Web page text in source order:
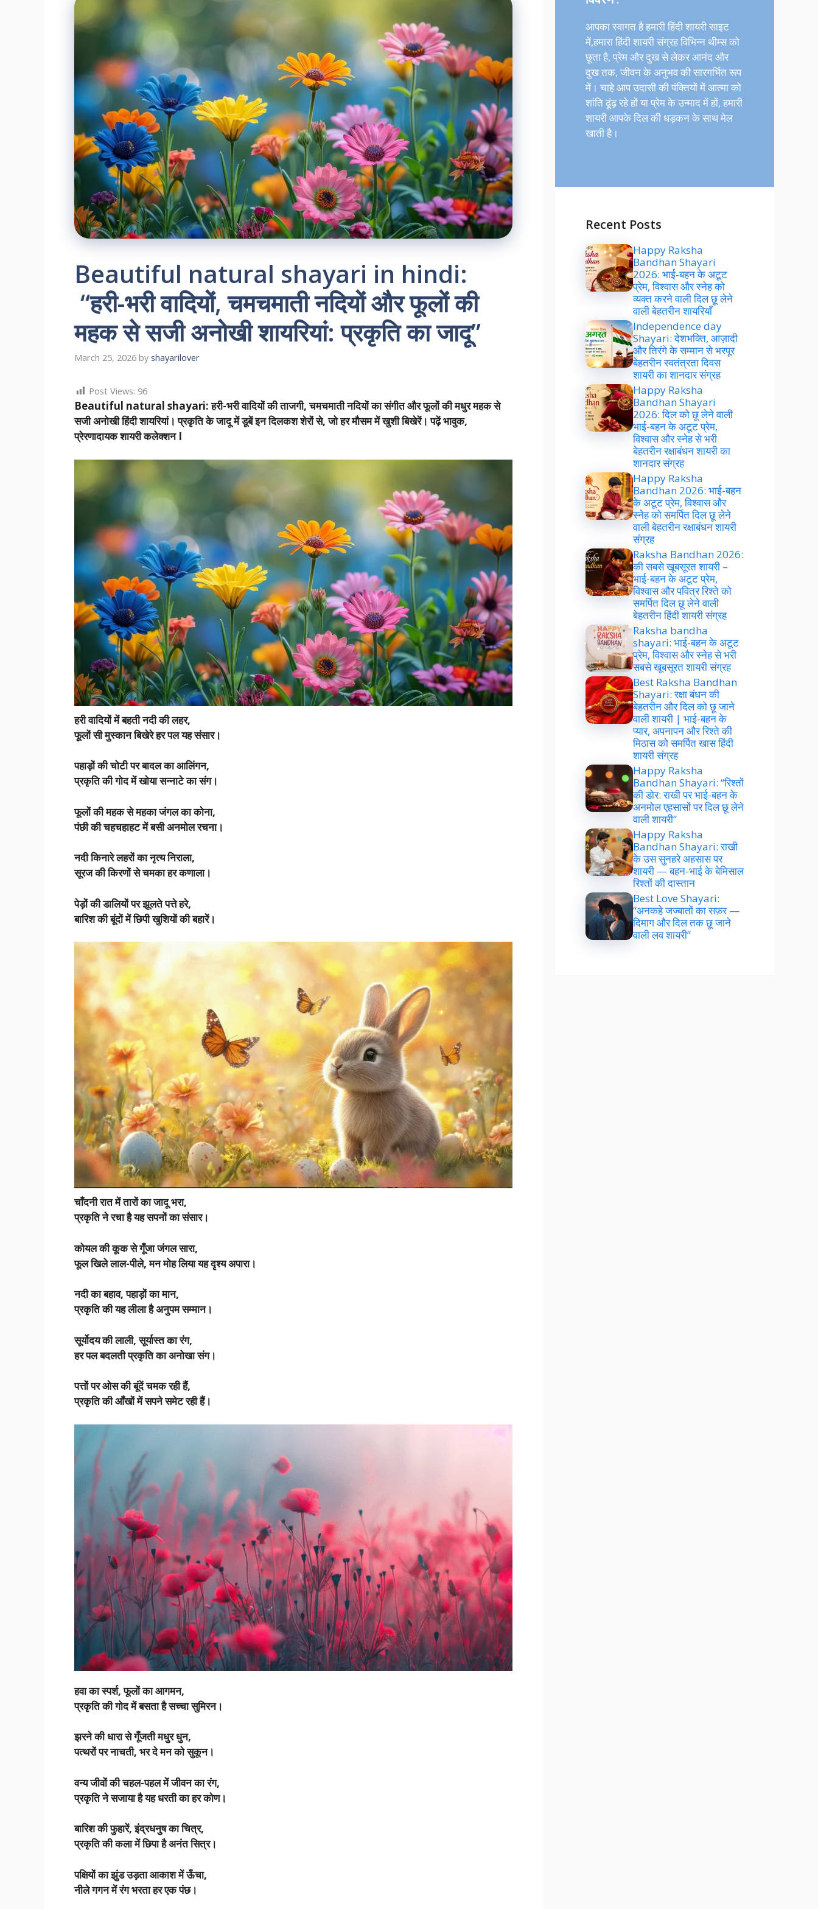
Beautiful natural shayari in hindi:
“हरी-भरी वादियों, चमचमाती नदियों और फूलों की
महक से सजी अनोखी शायरियां: प्रकृति का जादू”
March 25, 2026 by shayarilover
Post Views: 96
Beautiful natural shayari: हरी-भरी वादियों की ताजगी, चमचमाती नदियों का संगीत और फूलों की मधुर महक से
सजी अनोखी हिंदी शायरियां। प्रकृति के जादू में डूबें इन दिलकश शेरों से, जो हर मौसम में खुशी बिखेरें। पढ़ें भावुक,
प्रेरणादायक शायरी कलेक्शन I
हरी वादियों में बहती नदी की लहर,
फूलों सी मुस्कान बिखेरे हर पल यह संसार।
पहाड़ों की चोटी पर बादल का आलिंगन,
प्रकृति की गोद में खोया सन्नाटे का संग।
फूलों की महक से महका जंगल का कोना,
पंछी की चहचहाहट में बसी अनमोल रचना।
नदी किनारे लहरों का नृत्य निराला,
सूरज की किरणों से चमका हर कणाला।
पेड़ों की डालियों पर झूलते पत्ते हरे,
बारिश की बूंदों में छिपी खुशियों की बहारें।
चाँदनी रात में तारों का जादू भरा,
प्रकृति ने रचा है यह सपनों का संसार।
कोयल की कूक से गूँजा जंगल सारा,
फूल खिले लाल-पीले, मन मोह लिया यह दृश्य अपारा।
नदी का बहाव, पहाड़ों का मान,
प्रकृति की यह लीला है अनुपम सम्मान।
सूर्योदय की लाली, सूर्यास्त का रंग,
हर पल बदलती प्रकृति का अनोखा संग।
पत्तों पर ओस की बूंदें चमक रही हैं,
प्रकृति की आँखों में सपने समेट रही हैं।
हवा का स्पर्श, फूलों का आगमन,
प्रकृति की गोद में बसता है सच्चा सुमिरन।
झरने की धारा से गूँजती मधुर धुन,
पत्थरों पर नाचती, भर दे मन को सुकून।
वन्य जीवों की चहल-पहल में जीवन का रंग,
प्रकृति ने सजाया है यह धरती का हर कोण।
बारिश की फुहारें, इंद्रधनुष का चित्र,
प्रकृति की कला में छिपा है अनंत सित्र।
पक्षियों का झुंड उड़ता आकाश में ऊँचा,
नीले गगन में रंग भरता हर एक पंछ।
आपका स्वागत है हमारी हिंदी शायरी साइट
में,हमारा हिंदी शायरी संग्रह विभिन्न थीम्स को
छूता है, प्रेम और दुख से लेकर आनंद और
दुख तक, जीवन के अनुभव की सारगर्भित रूप
में। चाहे आप उदासी की पंक्तियों में आत्मा को
शांति ढूंढ़ रहे हों या प्रेम के उन्माद में हों, हमारी
शायरी आपके दिल की धड़कन के साथ मेल
खाती है।
Recent Posts
Happy Raksha
Bandhan Shayari
2026: भाई-बहन के अटूट
प्रेम, विश्वास और स्नेह को
व्यक्त करने वाली दिल छू लेने
वाली बेहतरीन शायरियाँ
Independence day
Shayari: देशभक्ति, आज़ादी
और तिरंगे के सम्मान से भरपूर
बेहतरीन स्वतंत्रता दिवस
शायरी का शानदार संग्रह
Happy Raksha
Bandhan Shayari
2026: दिल को छू लेने वाली
भाई-बहन के अटूट प्रेम,
विश्वास और स्नेह से भरी
बेहतरीन रक्षाबंधन शायरी का
शानदार संग्रह
Happy Raksha
Bandhan 2026: भाई-बहन
के अटूट प्रेम, विश्वास और
स्नेह को समर्पित दिल छू लेने
वाली बेहतरीन रक्षाबंधन शायरी
संग्रह
Raksha Bandhan 2026:
की सबसे खूबसूरत शायरी –
भाई-बहन के अटूट प्रेम,
विश्वास और पवित्र रिश्ते को
समर्पित दिल छू लेने वाली
बेहतरीन हिंदी शायरी संग्रह
Raksha bandha
shayari: भाई-बहन के अटूट
प्रेम, विश्वास और स्नेह से भरी
सबसे खूबसूरत शायरी संग्रह
Best Raksha Bandhan
Shayari: रक्षा बंधन की
बेहतरीन और दिल को छू जाने
वाली शायरी | भाई-बहन के
प्यार, अपनापन और रिश्ते की
मिठास को समर्पित खास हिंदी
शायरी संग्रह
Happy Raksha
Bandhan Shayari: “रिश्तों
की डोर: राखी पर भाई-बहन के
अनमोल एहसासों पर दिल छू लेने
वाली शायरी”
Happy Raksha
Bandhan Shayari: राखी
के उस सुनहरे अहसास पर
शायरी — बहन-भाई के बेमिसाल
रिश्तों की दास्तान
Best Love Shayari:
“अनकहे जज्बातों का सफ़र —
दिमाग और दिल तक छू जाने
वाली लव शायरी”